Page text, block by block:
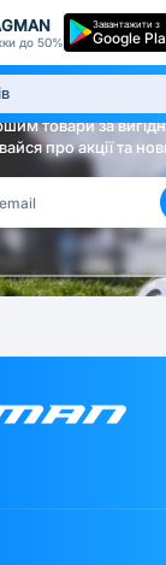
до 50%
Завантажити з
Google
в курсі!
товари за
про акції та